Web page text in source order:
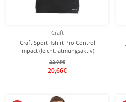
Craft
Craft Sport-Tshirt Pro Control
Impact (leicht, atmungsaktiv)
schwarz Herren
22,95€
20,66€